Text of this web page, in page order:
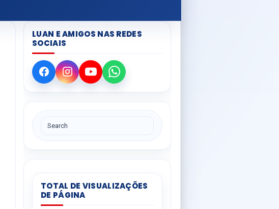
LUAN E AMIGOS NAS REDES
SOCIAIS
TOTAL DE VISUALIZAÇÕES
DE PÁGINA